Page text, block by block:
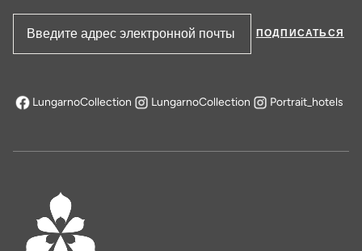
Адрес электронной почты
ПОДПИСАТЬСЯ
LungarnoCollection
открывается в новой вкладке
LungarnoCollection Portrait_hotels